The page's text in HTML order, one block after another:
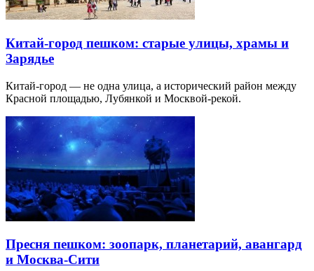
Китай-город пешком: старые улицы, храмы и
Зарядье
Китай-город — не одна улица, а исторический район между
Красной площадью, Лубянкой и Москвой-рекой.
Пресня пешком: зоопарк, планетарий, авангард
и Москва-Сити